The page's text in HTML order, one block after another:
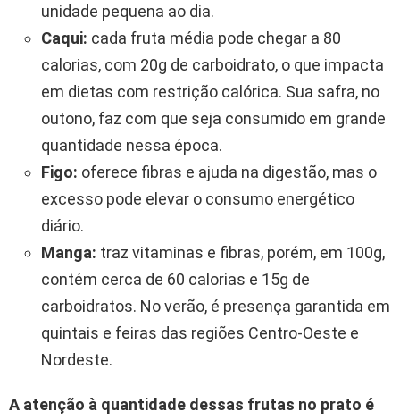
unidade pequena ao dia.
Caqui: cada fruta média pode chegar a 80
calorias, com 20g de carboidrato, o que impacta
em dietas com restrição calórica. Sua safra, no
outono, faz com que seja consumido em grande
quantidade nessa época.
Figo: oferece fibras e ajuda na digestão, mas o
excesso pode elevar o consumo energético
diário.
Manga: traz vitaminas e fibras, porém, em 100g,
contém cerca de 60 calorias e 15g de
carboidratos. No verão, é presença garantida em
quintais e feiras das regiões Centro-Oeste e
Nordeste.
A atenção à quantidade dessas frutas no prato é